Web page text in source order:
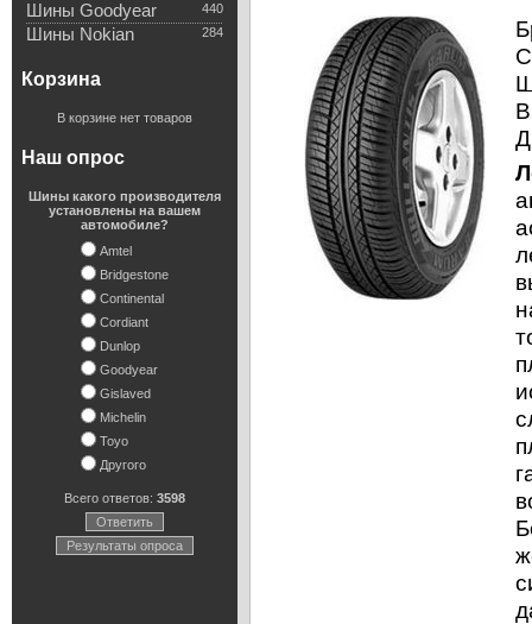
440
Шины Goodyear
284
Шины Nokian
Корзина
В корзине нет товаров
Наш опрос
Шины какого производителя
установлены на вашем
автомобиле?
Amtel
Bridgestone
Continental
Cordiant
Dunlop
Goodyear
Gislaved
Michelin
Toyo
Другого
Всего ответов: 3598
Ответить
Результаты опроса